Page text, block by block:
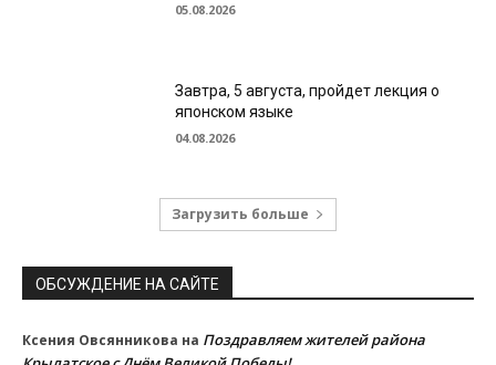
05.08.2026
Завтра, 5 августа, пройдет лекция о
японском языке
04.08.2026
Загрузить больше
ОБСУЖДЕНИЕ НА САЙТЕ
Ксения Овсянникова на Поздравляем жителей района